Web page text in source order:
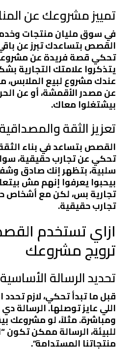
تمييز مشروعك عن
في سوق مليان منتجات
القصص بتساعدك تبرز عن
تحكي قصة فريدة عن
يتذكروا علامتك التجارية
عندك مشروع لبيع
عن مصدر الأقمشة، أو عن
بيشتغلوا معاك.
تعزيز الثقة والمصداقية
القصص بتساعد في بناء
تحكي عن تجارب حقيقية،
سلبية، بتظهر إنك صادق
بيحبوا يعرفوا إنهم مش
تجارية بس، لكن مع أشخاص
تجارب حقيقية.
ازاي تستخدم
ترويج مشروعك
تحديد الرسالة الأساسية
قبل ما تبدأ تحكي، لازم تحدد
اللي عايز توصلها. الرسالة
ومباشرة. مثلاً، لو مشروعك
للبيئة، الرسالة ممكن
منتجاتنا المستدامة”.